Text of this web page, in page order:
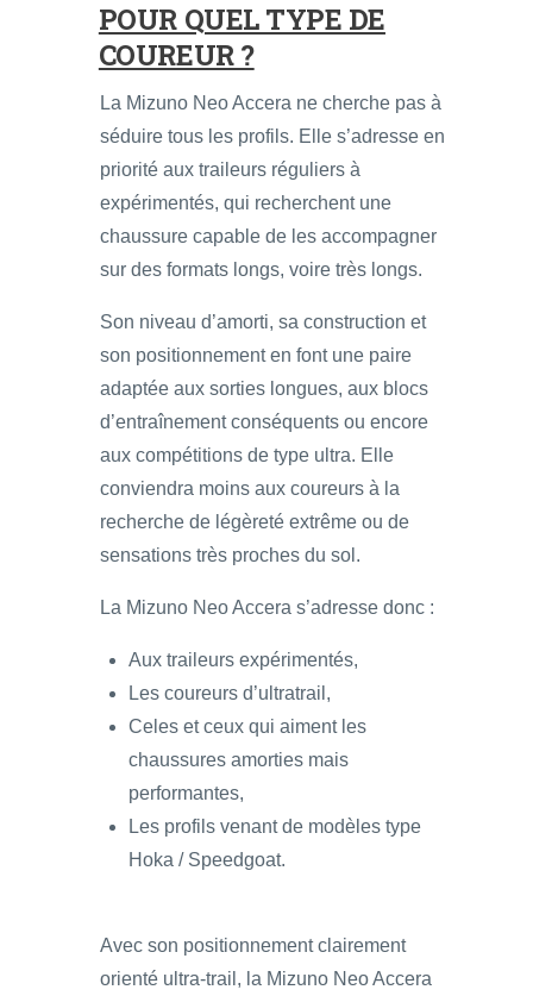
POUR QUEL TYPE DE
COUREUR ?
La Mizuno Neo Accera ne cherche pas à
séduire tous les profils. Elle s’adresse en
priorité aux traileurs réguliers à
expérimentés, qui recherchent une
chaussure capable de les accompagner
sur des formats longs, voire très longs.
Son niveau d’amorti, sa construction et
son positionnement en font une paire
adaptée aux sorties longues, aux blocs
d’entraînement conséquents ou encore
aux compétitions de type ultra. Elle
conviendra moins aux coureurs à la
recherche de légèreté extrême ou de
sensations très proches du sol.
La Mizuno Neo Accera s’adresse donc :
Aux traileurs expérimentés,
Les coureurs d’ultratrail,
Celes et ceux qui aiment les
chaussures amorties mais
performantes,
Les profils venant de modèles type
Hoka / Speedgoat.
Avec son positionnement clairement
orienté ultra-trail, la Mizuno Neo Accera